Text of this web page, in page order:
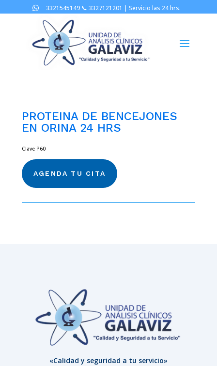
 3321545149 📞 3327121201 | Servicio las 24 hrs.
PROTEINA DE BENCEJONES
EN ORINA 24 HRS
Clave P60
AGENDA TU CITA
«Calidad y seguridad a tu servicio»